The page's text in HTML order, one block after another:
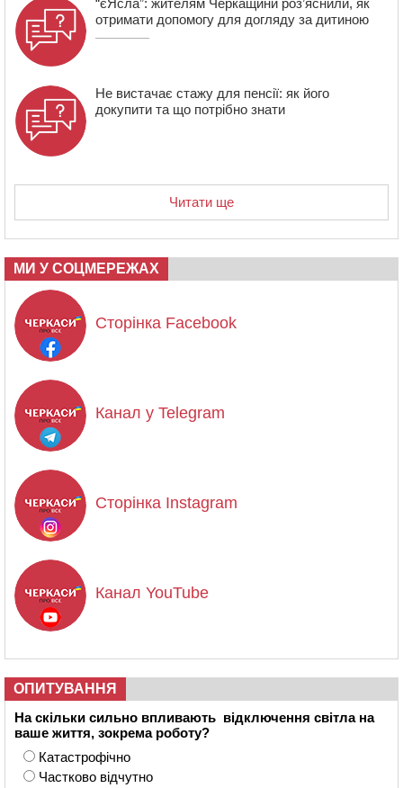
“єЯсла”: жителям Черкащини роз’яснили, як
отримати допомогу для догляду за дитиною
Не вистачає стажу для пенсії: як його
докупити та що потрібно знати
Читати ще
МИ У СОЦМЕРЕЖАХ
Сторінка Facebook
Канал у Telegram
Сторінка Instagram
Канал YouTube
ОПИТУВАННЯ
На скільки сильно впливають відключення світла на
ваше життя, зокрема роботу?
Катастрофічно
Частково відчутно